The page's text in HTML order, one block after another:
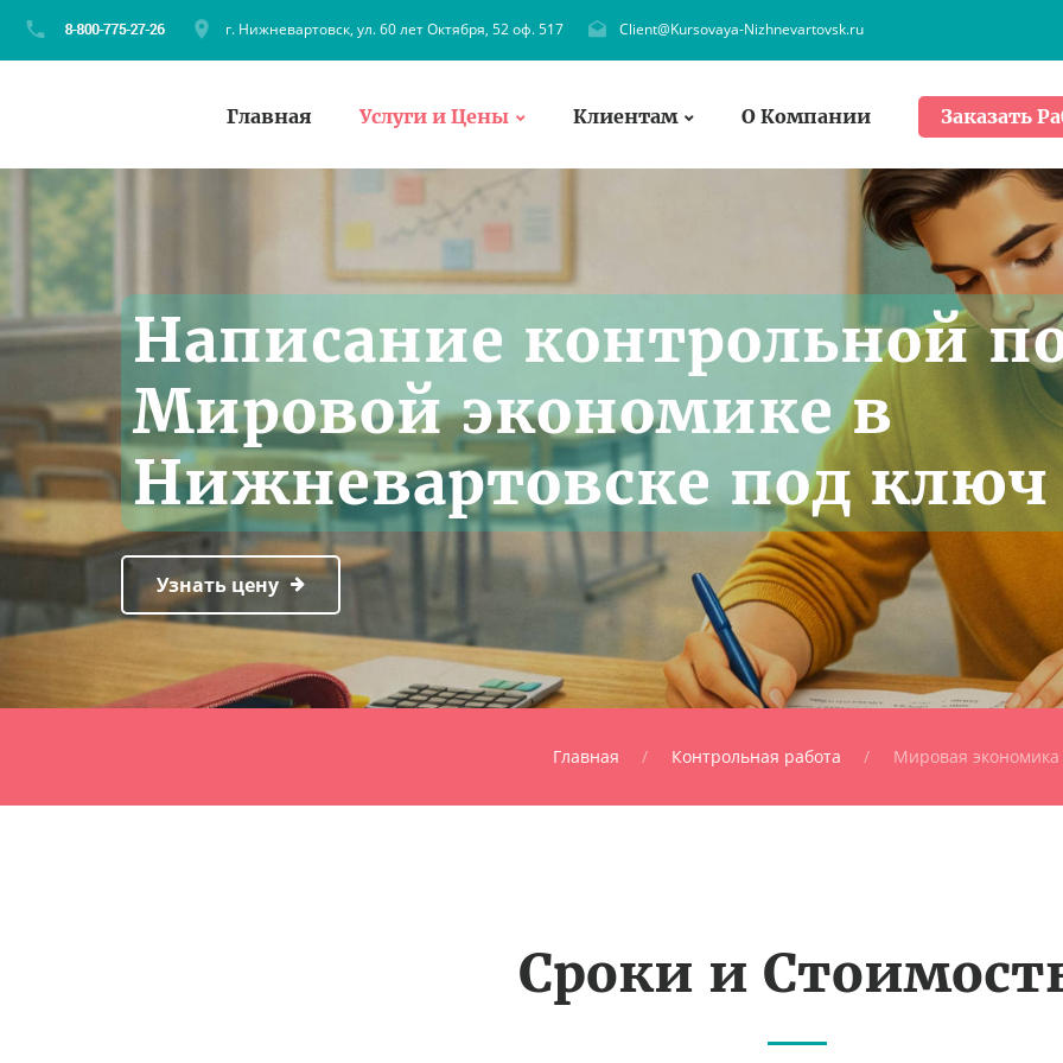
г. Нижневартовск, ул. 60 лет Октября, 52 оф. 517 Client@Kursovaya-Nizhnevartovsk.ru
Главная Услуги и Цены Клиентам О Компании Заказать
Написание контрольной
Мировой экономике в
Нижневартовске под ключ
Узнать цену
Главная Контрольная работа Мировая экономика
Сроки и